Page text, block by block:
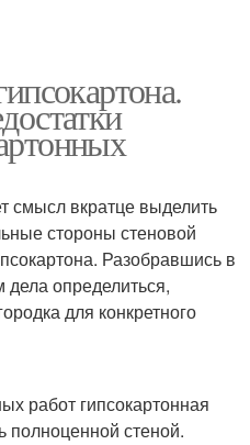
смысл вкратце выделить
стороны стеновой
Разобравшись в
определиться,
для конкретного
работ гипсокартонная
полноценной стеной.